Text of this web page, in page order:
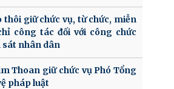
thôi giữ chức vụ, từ chức, miễn
công tác đối với công chức
nhân dân
Thoan giữ chức vụ Phó Tổng
pháp luật